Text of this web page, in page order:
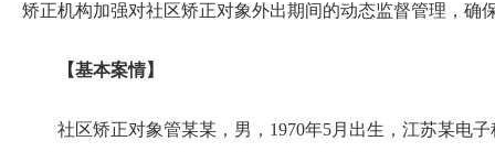
矫正机构加强对社区矫正对象外出期间的动态监督管理，确
【基本案情】
社区矫正对象管某某，男，1970年5月出生，江苏某电